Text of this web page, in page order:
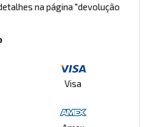
na página "devolução
Visa